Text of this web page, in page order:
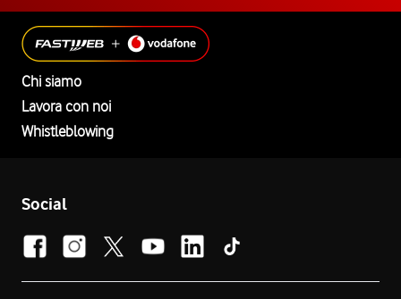
Chi siamo
Lavora con noi
Whistleblowing
Social